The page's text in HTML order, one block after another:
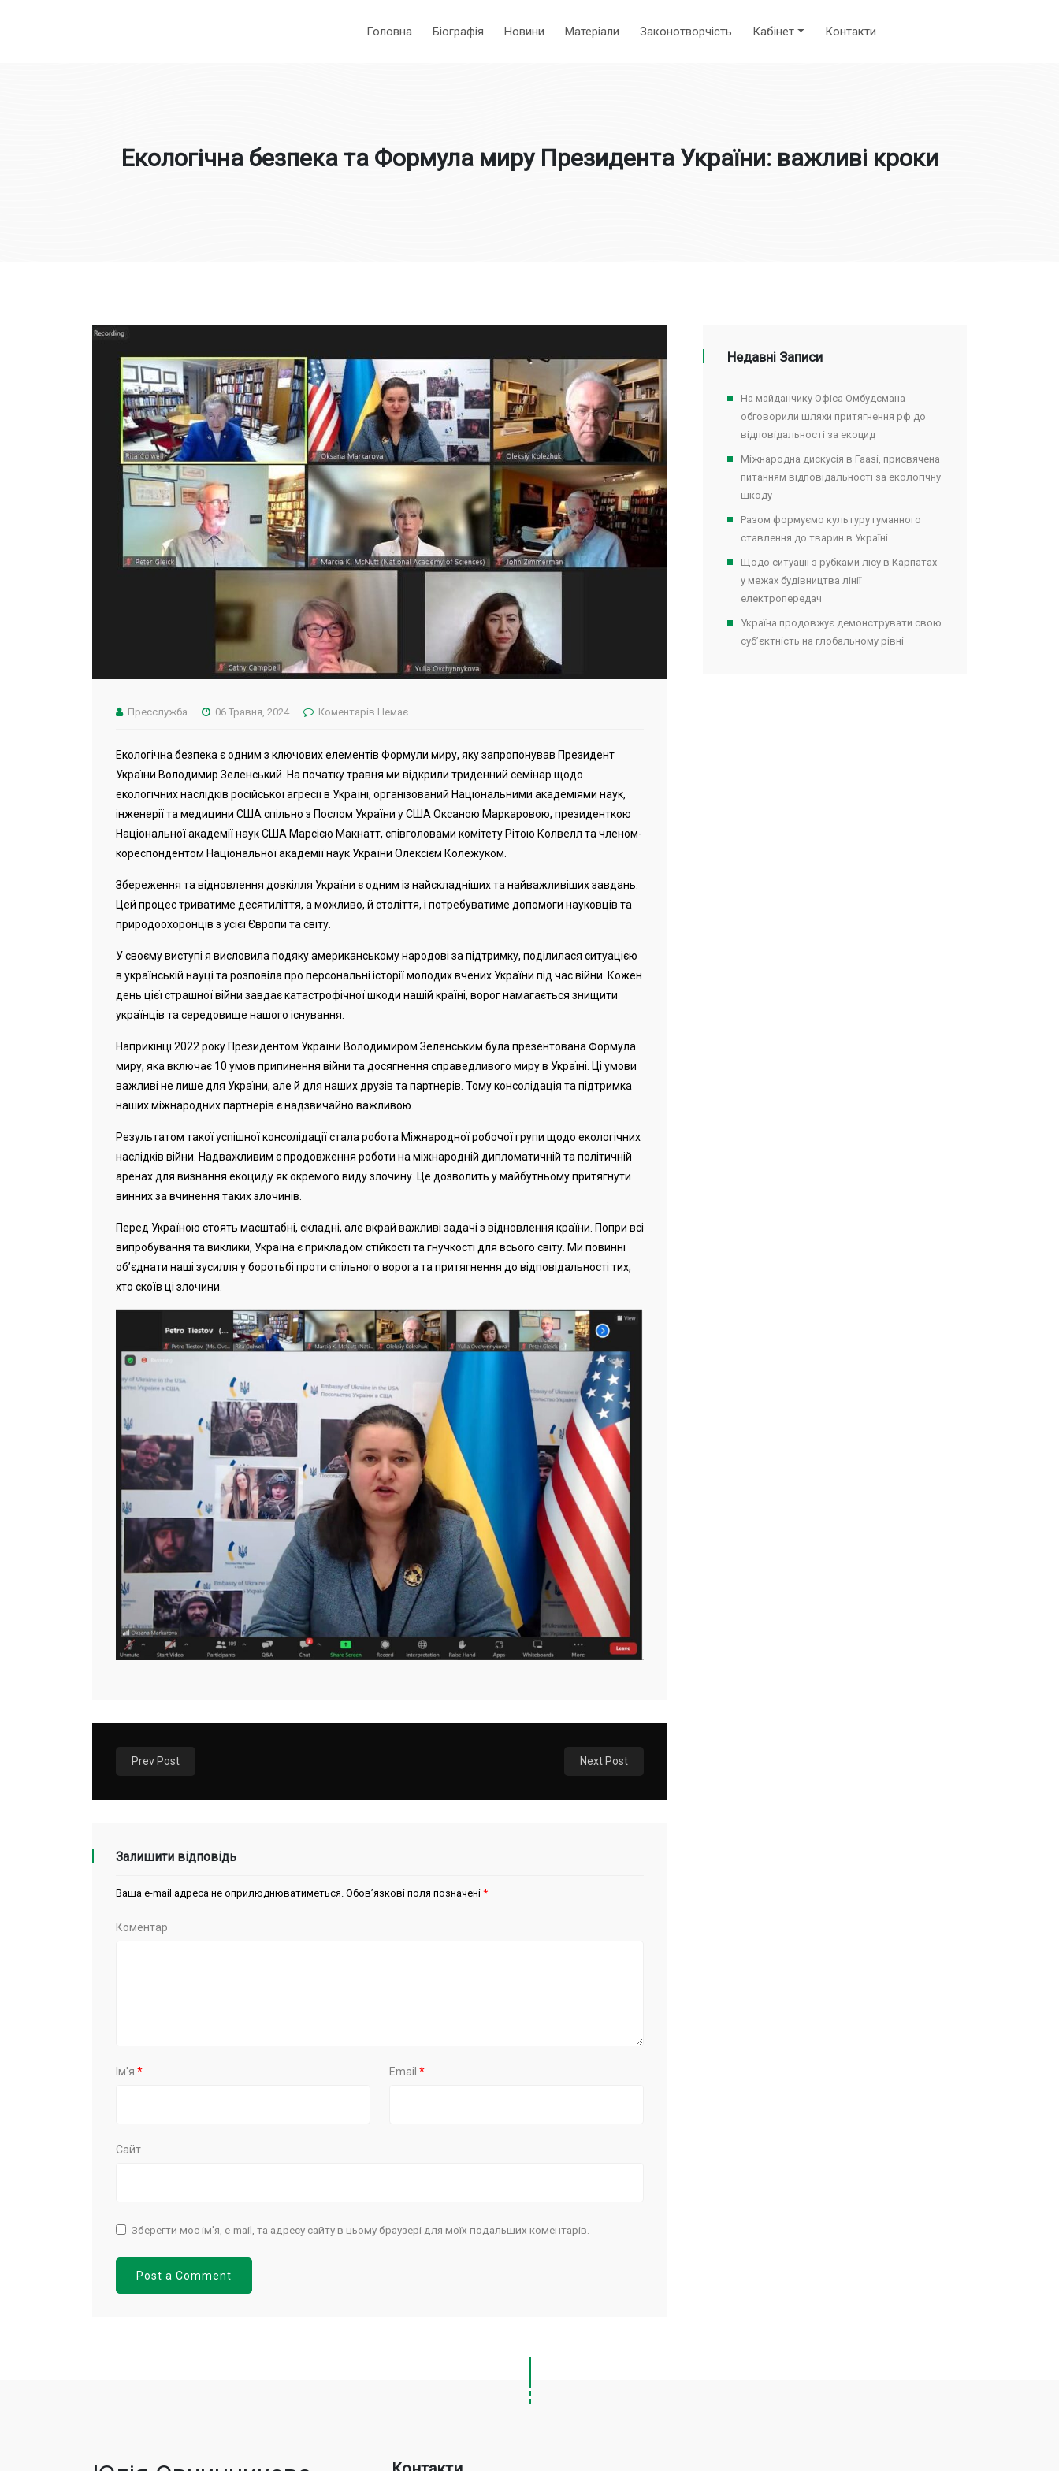
Головна Біографія Новини Матеріали Законотворчість Кабінет Контакти
Екологічна безпека та Формула миру Президента України: важливі кроки
Пресслужба 06 Травня, 2024 Коментарів Немає
Екологічна безпека є одним з ключових елементів Формули миру, яку запропонував Президент
України Володимир Зеленський. На початку травня ми відкрили триденний семінар щодо
екологічних наслідків російської агресії в Україні, організований Національними академіями наук,
інженерії та медицини США спільно з Послом України у США Оксаною Маркаровою, президенткою
Національної академії наук США Марсією Макнатт, співголовами комітету Рітою Колвелл та членом-
кореспондентом Національної академії наук України Олексієм Колежуком.
Збереження та відновлення довкілля України є одним із найскладніших та найважливіших завдань.
Цей процес триватиме десятиліття, а можливо, й століття, і потребуватиме допомоги науковців та
природоохоронців з усієї Європи та світу.
У своєму виступі я висловила подяку американському народові за підтримку, поділилася ситуацією
в українській науці та розповіла про персональні історії молодих вчених України під час війни. Кожен
день цієї страшної війни завдає катастрофічної шкоди нашій країні, ворог намагається знищити
українців та середовище нашого існування.
Наприкінці 2022 року Президентом України Володимиром Зеленським була презентована Формула
миру, яка включає 10 умов припинення війни та досягнення справедливого миру в Україні. Ці умови
важливі не лише для України, але й для наших друзів та партнерів. Тому консолідація та підтримка
наших міжнародних партнерів є надзвичайно важливою.
Результатом такої успішної консолідації стала робота Міжнародної робочої групи щодо екологічних
наслідків війни. Надважливим є продовження роботи на міжнародній дипломатичній та політичній
аренах для визнання екоциду як окремого виду злочину. Це дозволить у майбутньому притягнути
винних за вчинення таких злочинів.
Перед Україною стоять масштабні, складні, але вкрай важливі задачі з відновлення країни. Попри всі
випробування та виклики, Україна є прикладом стійкості та гнучкості для всього світу. Ми повинні
об’єднати наші зусилля у боротьбі проти спільного ворога та притягнення до відповідальності тих,
хто скоїв ці злочини.
Prev Post Next Post
Залишити відповідь
Ваша e-mail адреса не оприлюднюватиметься. Обов’язкові поля позначені *
Коментар
Ім'я * Email *
Сайт
Зберегти моє ім'я, e-mail, та адресу сайту в цьому браузері для моїх подальших коментарів.
Недавні Записи
На майданчику Офіса Омбудсмана
обговорили шляхи притягнення рф до
відповідальності за екоцид
Міжнародна дискусія в Гаазі, присвячена
питанням відповідальності за екологічну
шкоду
Разом формуємо культуру гуманного
ставлення до тварин в Україні
Щодо ситуації з рубками лісу в Карпатах
у межах будівництва лінії
електропередач
Україна продовжує демонструвати свою
суб’єктність на глобальному рівні